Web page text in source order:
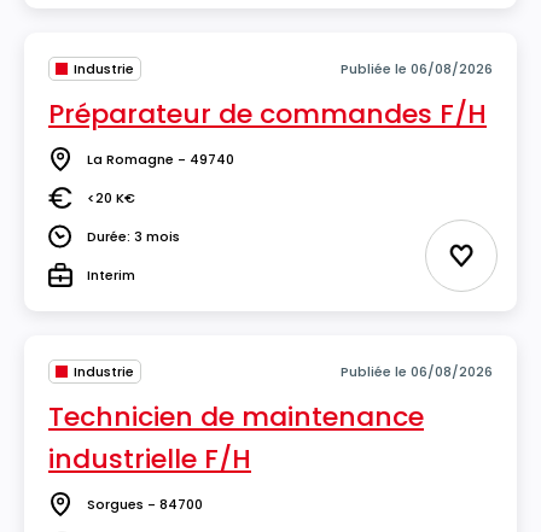
Industrie Publiée le 06/08/2026
Préparateur de commandes F/H
Lieu La Romagne - 49740
Salaire<20 K€
DuréeDurée: 3 mois
TypeInterim Ajouter
Industrie Publiée le 06/08/2026
Technicien de maintenance
industrielle F/H
Lieu Sorgues - 84700